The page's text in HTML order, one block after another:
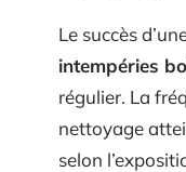
Le succès
intempéries
régulier. La
nettoyage
selon